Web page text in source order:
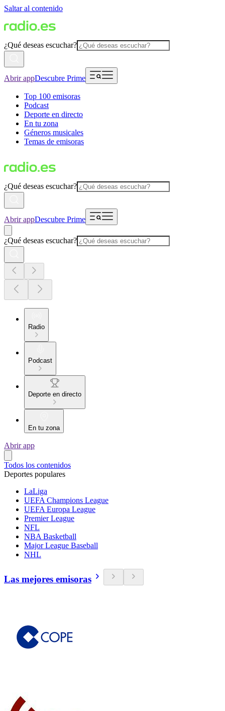
Saltar al contenido
¿Qué deseas escuchar?
Abrir appDescubre Prime
Top 100 emisoras
Podcast
Deporte en directo
En tu zona
Géneros musicales
Temas de emisoras
¿Qué deseas escuchar?
Abrir appDescubre Prime
¿Qué deseas escuchar?
Radio
Podcast
Deporte en directo
En tu zona
Abrir app
Todos los contenidos
Deportes populares
LaLiga
UEFA Champions League
UEFA Europa League
Premier League
NFL
NBA Basketball
Major League Baseball
NHL
Las mejores emisoras